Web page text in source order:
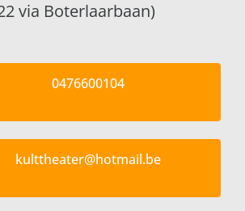
via Boterlaarbaan)
0476600104
kulttheater@hotmail.be